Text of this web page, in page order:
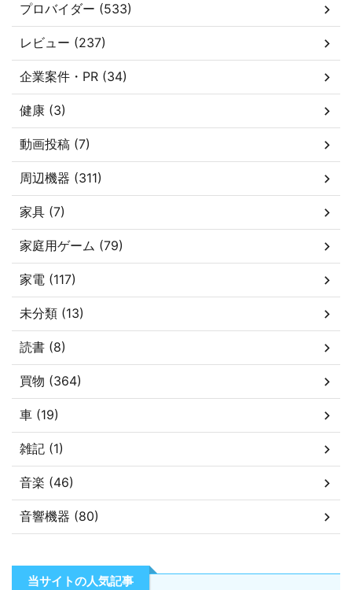
プロバイダー (533)
レビュー (237)
企業案件・PR (34)
健康 (3)
動画投稿 (7)
周辺機器 (311)
家具 (7)
家庭用ゲーム (79)
家電 (117)
未分類 (13)
読書 (8)
買物 (364)
車 (19)
雑記 (1)
音楽 (46)
音響機器 (80)
当サイトの人気記事